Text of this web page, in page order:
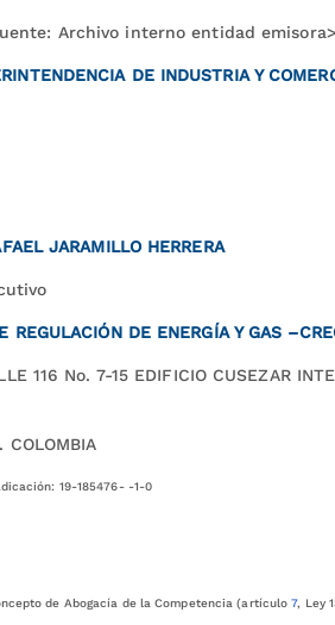
Archivo interno entidad emisora>
DE INDUSTRIA Y
JARAMILLO HERRERA
REGULACIÓN DE ENERGÍA Y GAS
116 No. 7-15 EDIFICIO CUSEZAR
COLOMBIA
19-185476- -1-0
de Abogacía de la Competencia (artículo7, Ley